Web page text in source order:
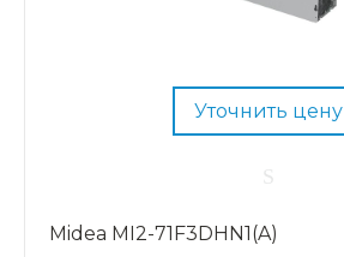
Уточнить цену
Midea MI2-71F3DHN1(A)